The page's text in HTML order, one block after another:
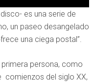
es una serie de
un paseo desangelado
una ciega postal”.
persona, como
comienzos del siglo XX,